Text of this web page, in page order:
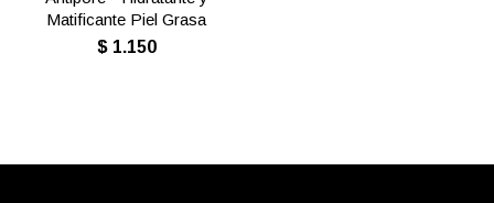
Matificante Piel Grasa
$ 1.150